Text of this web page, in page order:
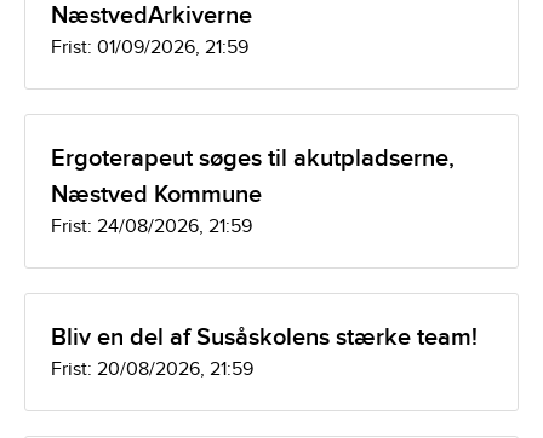
NæstvedArkiverne
Frist: 01/09/2026, 21:59
Ergoterapeut søges til akutpladserne,
Næstved Kommune
Frist: 24/08/2026, 21:59
Bliv en del af Susåskolens stærke team!
Frist: 20/08/2026, 21:59